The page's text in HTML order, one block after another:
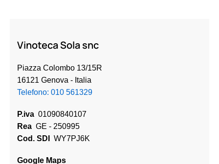
Vinoteca Sola snc
Piazza Colombo 13/15R
16121 Genova - Italia
Telefono: 010 561329
P.iva 01090840107
Rea GE - 250995
Cod. SDI
WY7PJ6K
Google Maps